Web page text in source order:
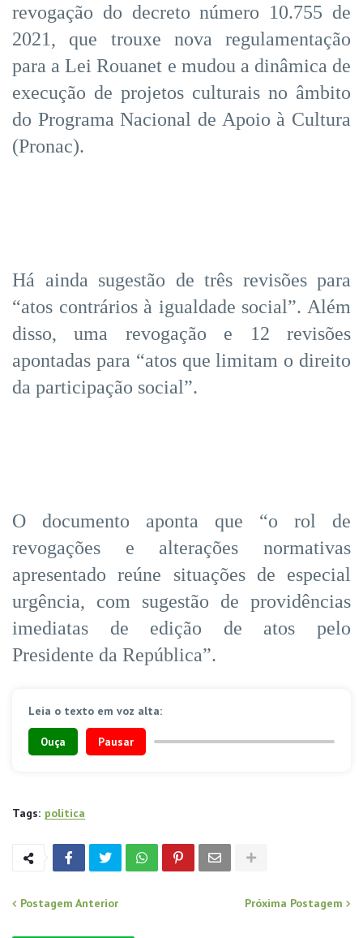
revogação do decreto número 10.755 de
2021, que trouxe nova regulamentação
para a Lei Rouanet e mudou a dinâmica de
execução de projetos culturais no âmbito
do Programa Nacional de Apoio à Cultura
(Pronac).
Há ainda sugestão de três revisões para
“atos contrários à igualdade social”. Além
disso, uma revogação e 12 revisões
apontadas para “atos que limitam o direito
da participação social”.
O documento aponta que “o rol de
revogações e alterações normativas
apresentado reúne situações de especial
urgência, com sugestão de providências
imediatas de edição de atos pelo
Presidente da República”.
Leia o texto em voz alta:
Ouça Pausar
Tags: politica
Postagem Anterior Próxima Postagem